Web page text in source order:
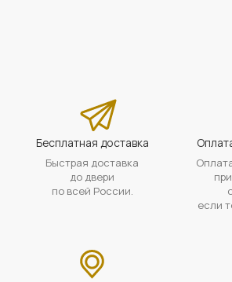
Бесплатная доставка
Быстрая доставка
до двери
по всей России.
если